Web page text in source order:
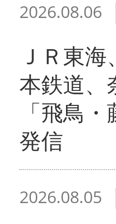
2026.08.06
ＪＲ東
本鉄道
「飛鳥
発信
2026.08.05